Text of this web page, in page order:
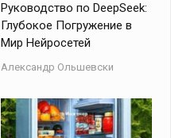
Руководство по DeepSeek:
Глубокое Погружение в
Мир Нейросетей
Александр Ольшевски